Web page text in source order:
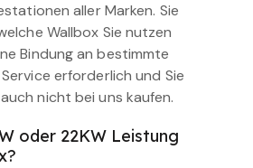
aller Marken. Sie
Wallbox Sie nutzen
Bindung an bestimmte
erforderlich und Sie
nicht bei uns kaufen.
oder 22KW Leistung